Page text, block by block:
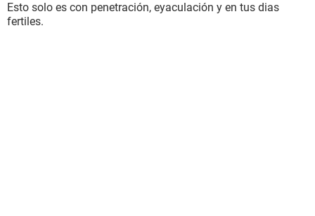
Esto solo es con penetración, eyaculación y en tus dias
fertiles.